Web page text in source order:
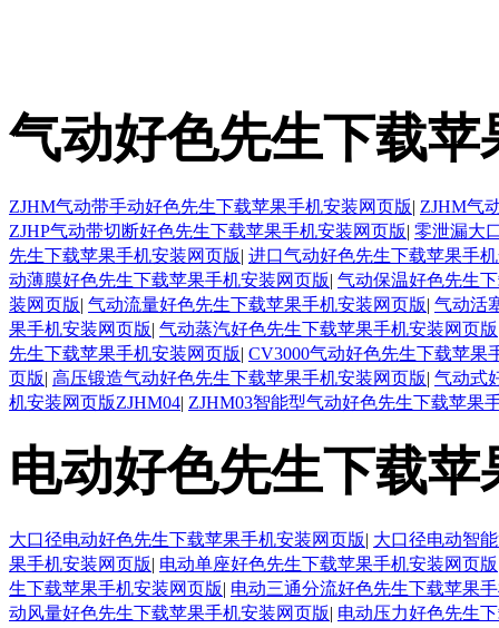
气动好色先生下载
ZJHM气动带手动好色先生下载苹果手机安装网页版| ZJHM气
ZJHP气动带切断好色先生下载苹果手机安装网页版| 零泄漏大
先生下载苹果手机安装网页版| 进口气动好色先生下载苹果手
动薄膜好色先生下载苹果手机安装网页版| 气动保温好色先生
装网页版| 气动流量好色先生下载苹果手机安装网页版| 气动活
果手机安装网页版| 气动蒸汽好色先生下载苹果手机安装网页版
先生下载苹果手机安装网页版| CV3000气动好色先生下载苹果
页版| 高压锻造气动好色先生下载苹果手机安装网页版| 气动式
机安装网页版ZJHM04| ZJHM03智能型气动好色先生下载苹果
电动好色先生下载
大口径电动好色先生下载苹果手机安装网页版| 大口径电动智
果手机安装网页版| 电动单座好色先生下载苹果手机安装网页版
生下载苹果手机安装网页版| 电动三通分流好色先生下载苹果
动风量好色先生下载苹果手机安装网页版| 电动压力好色先生